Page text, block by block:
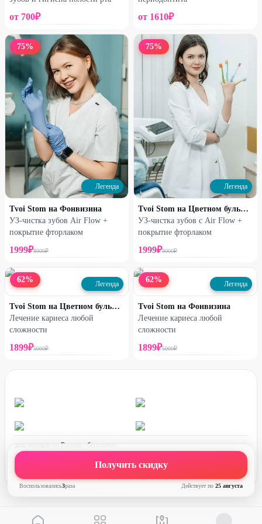
Получить скидку
Воспользовались3раза Действует по 25 августа
от 700₽ от 1610₽
75%
Легенда
Tvoi Stom на Фонвизина
УЗ-чистка зубов Air Flow +
покрытие фторлаком
1999₽8000₽
75%
Легенда
Tvoi Stom на Цветном бульваре
УЗ-чистка зубов с Air Flow +
покрытие фторлаком
1999₽8000₽
62% Легенда
Tvoi Stom на Цветном бульваре
Лечение кариеса любой
сложности
1899₽5000₽
62% Легенда
Tvoi Stom на Фонвизина
Лечение кариеса любой
сложности
1899₽5000₽
для звонков по России - бесплатно
график работы:
ПН-ПТ с 08:00 до 17:00 (по МСК)